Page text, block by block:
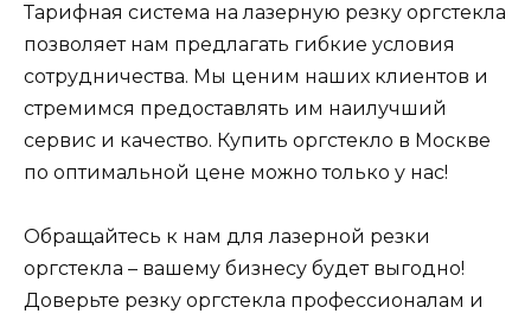
Тарифная система на лазерную резку оргстекла
позволяет нам предлагать гибкие условия
сотрудничества. Мы ценим наших клиентов и
стремимся предоставлять им наилучший
сервис и качество. Купить оргстекло в Москве
по оптимальной цене можно только у нас!
Обращайтесь к нам для лазерной резки
оргстекла – вашему бизнесу будет выгодно!
Доверьте резку оргстекла профессионалам и